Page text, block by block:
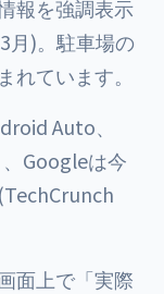
報を強調表示
月)。駐車場の
ています。
Auto、
Googleは今
面上で「実際